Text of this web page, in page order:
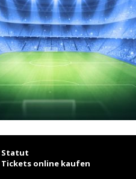
Statut
Tickets online kaufen